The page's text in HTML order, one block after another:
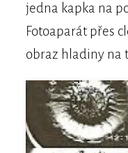
jedna kapka na
Fotoaparát přes
obraz hladiny na